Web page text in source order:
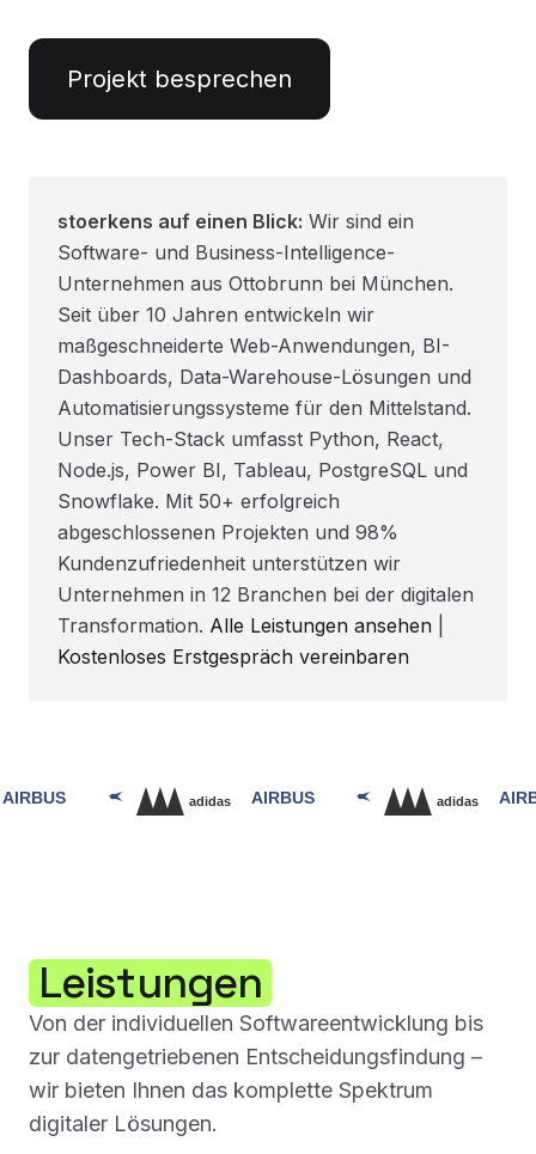
Projekt besprechen
stoerkens auf einen Blick: Wir sind ein
Software- und Business-Intelligence-
Unternehmen aus Ottobrunn bei München.
Seit über 10 Jahren entwickeln wir
maßgeschneiderte Web-Anwendungen, BI-
Dashboards, Data-Warehouse-Lösungen und
Automatisierungssysteme für den Mittelstand.
Unser Tech-Stack umfasst Python, React,
Node.js, Power BI, Tableau, PostgreSQL und
Snowflake. Mit 50+ erfolgreich
abgeschlossenen Projekten und 98%
Kundenzufriedenheit unterstützen wir
Unternehmen in 12 Branchen bei der digitalen
Transformation. Alle Leistungen ansehen
Kostenloses Erstgespräch vereinbaren
Leistungen
Von der individuellen Softwareentwicklung bis
zur datengetriebenen Entscheidungsfindung –
wir bieten Ihnen das komplette Spektrum
digitaler Lösungen.